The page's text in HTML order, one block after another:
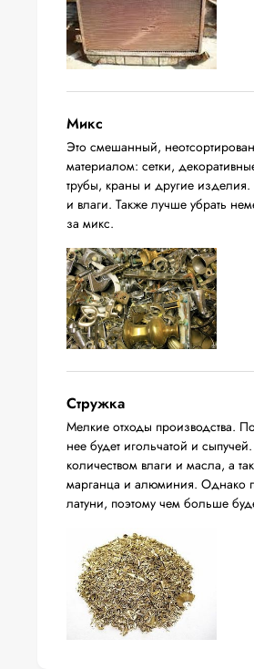
Микс
Это смешанный,
материалом: сетки,
трубы, краны и другие
и влаги. Также лучше убрать
за микс.
Стружка
Мелкие отходы производства.
нее будет игольчатой и
количеством влаги и масла, а
марганца и алюминия. Однако
латуни, поэтому чем больше